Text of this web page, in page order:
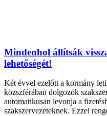
Mindenhol állítsák
lehetőségét!
Két évvel ezelőtt a kormány
közszférában dolgozók
automatikusan levonja a
szakszervezeteknek. Ezzel